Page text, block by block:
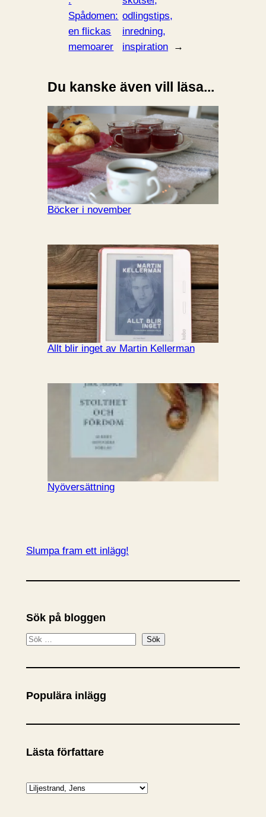
Spådomen:
en flickas
memoarer
odlingstips,
inredning,
inspiration
→
Du kanske även vill läsa...
Böcker i november
Allt blir inget av Martin Kellerman
Nyöversättning
Slumpa fram ett inlägg!
Sök på bloggen
S
k
Sök
Populära inlägg
Lästa författare
K